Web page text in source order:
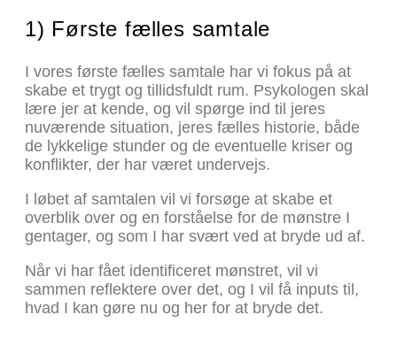
1) Første fælles samtale
I vores første fælles samtale har vi fokus på at
skabe et trygt og tillidsfuldt rum. Psykologen skal
lære jer at kende, og vil spørge ind til jeres
nuværende situation, jeres fælles historie, både
de lykkelige stunder og de eventuelle kriser og
konflikter, der har været undervejs.
I løbet af samtalen vil vi forsøge at skabe et
overblik over og en forståelse for de mønstre I
gentager, og som I har svært ved at bryde ud af.
Når vi har fået identificeret mønstret, vil vi
sammen reflektere over det, og I vil få inputs til,
hvad I kan gøre nu og her for at bryde det.